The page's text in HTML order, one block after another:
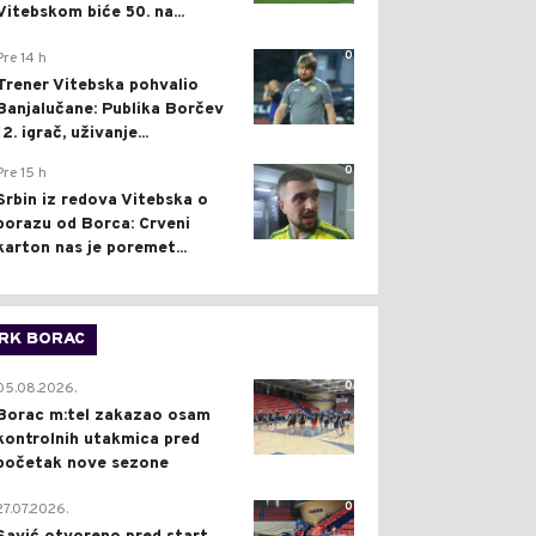
biće 50. na...
0
14 h
Vitebska pohvalio
Publika Borčev
igrač, uživanje...
0
15 h
iz redova Vitebska o
od Borca: Crveni
nas je poremet...
RK BORAC
0
m:tel zakazao osam
utakmica pred
nove sezone
0